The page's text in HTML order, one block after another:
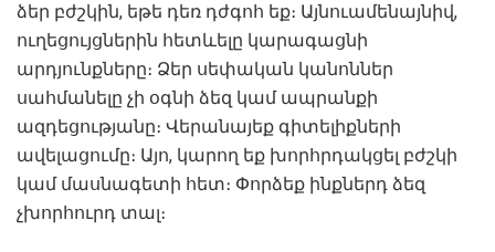
ձեր բժշկին, եթե դեռ դժգոհ եք։ Այնուամենայնիվ,
ուղեցույցներին հետևելը կարագացնի
արդյունքները։ Ձեր սեփական կանոններ
սահմանելը չի ​​օգնի ձեզ կամ ապրանքի
ազդեցությանը։ Վերանայեք գիտելիքների
ավելացումը։ Այո, կարող եք խորհրդակցել բժշկի
կամ մասնագետի հետ։ Փորձեք ինքներդ ձեզ
չխորհուրդ տալ։